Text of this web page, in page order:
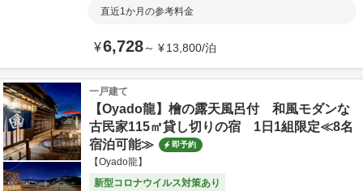
直近1か月の参考料金
¥6,728～ ¥13,800/泊
一戸建て
【Oyado龍】檜の露天風呂付 和風モダンな
古民家115㎡貸し切りの宿 1日1組限定≪8名
宿泊可能≫
即予約
【Oyado龍】
新型コロナウイルス対策あり